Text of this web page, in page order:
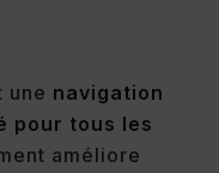
une navigation
pour tous les
améliore